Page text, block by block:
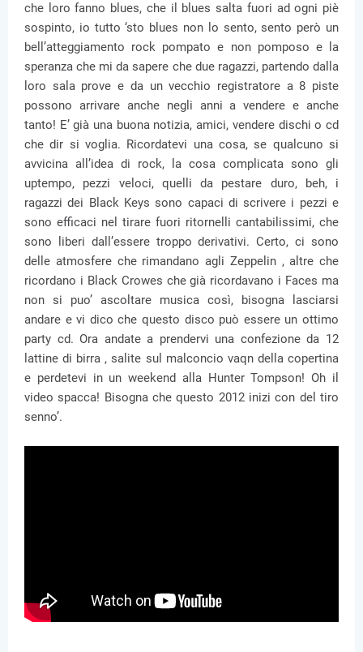
che loro fanno blues, che il blues salta fuori ad ogni piè
sospinto, io tutto ‘sto blues non lo sento, sento però un
bell’atteggiamento rock pompato e non pomposo e la
speranza che mi da sapere che due ragazzi, partendo dalla
loro sala prove e da un vecchio registratore a 8 piste
possono arrivare anche negli anni a vendere e anche
tanto! E’ già una buona notizia, amici, vendere dischi o cd
che dir si voglia. Ricordatevi una cosa, se qualcuno si
avvicina all’idea di rock, la cosa complicata sono gli
uptempo, pezzi veloci, quelli da pestare duro, beh, i
ragazzi dei Black Keys sono capaci di scrivere i pezzi e
sono efficaci nel tirare fuori ritornelli cantabilissimi, che
sono liberi dall’essere troppo derivativi. Certo, ci sono
delle atmosfere che rimandano agli Zeppelin , altre che
ricordano i Black Crowes che già ricordavano i Faces ma
non si puo’ ascoltare musica così, bisogna lasciarsi
andare e vi dico che questo disco può essere un ottimo
party cd. Ora andate a prendervi una confezione da 12
lattine di birra , salite sul malconcio vaqn della copertina
e perdetevi in un weekend alla Hunter Tompson! Oh il
video spacca! Bisogna che questo 2012 inizi con del tiro
senno’.